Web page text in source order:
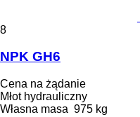
8
NPK GH6
Cena na żądanie
Młot hydrauliczny
Własna masa 975 kg